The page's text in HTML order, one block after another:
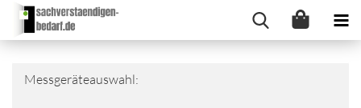
Messgeräteauswahl: